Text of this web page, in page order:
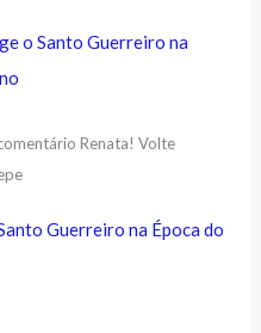
o Santo Guerreiro na
Renata! Volte
Guerreiro na Época do